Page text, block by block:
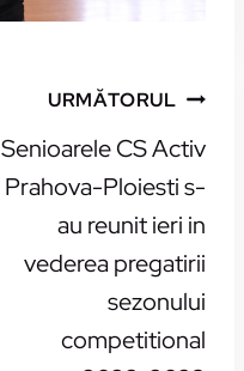
URMĂTORUL
Senioarele CS Activ
Prahova-Ploiesti s-
au reunit ieri in
vederea pregatirii
sezonului
competitional